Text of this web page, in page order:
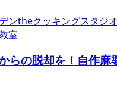
らの脱却を！自作麻